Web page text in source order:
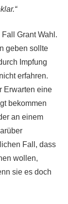
Grant Wahl.
geben sollte
Impfung
erfahren.
Erwarten eine
bekommen
an einem
Fall, dass
wollen,
sie es doch